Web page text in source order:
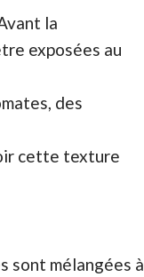
la
exposées au
des
cette texture
sont mélangées à